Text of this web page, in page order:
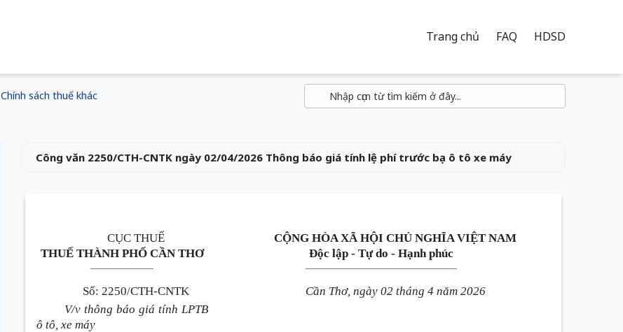
Trang chủ FAQ HDSD
Chính sách thuế khác
Công văn 2250/CTH-CNTK ngày 02/04/2026 Thông báo giá tính lệ phí trước bạ ô tô xe máy
CỤC THUẾ
THUẾ THÀNH PHỐ CẦN THƠ
CỘNG HÒA XÃ HỘI CHỦ NGHĨA VIỆT NAM
Độc lập - Tự do - Hạnh phúc
Số: 2250/CTH-CNTK
V/v thông báo giá tính LPTB
ô tô, xe máy
Cần Thơ, ngày 02 tháng 4 năm 2026